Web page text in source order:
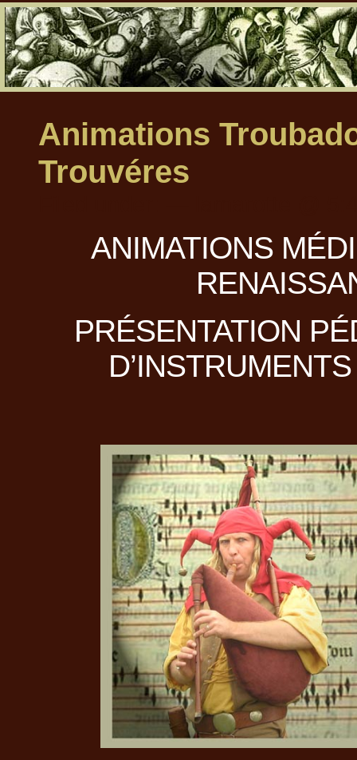
Animations
Trouvéres
ANIMATIONS
PRÉSENTATION